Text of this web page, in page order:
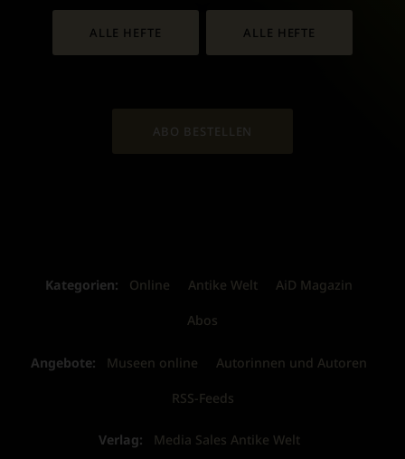
ALLE HEFTE ALLE HEFTE
ABO BESTELLEN
Kategorien: Online Antike Welt AiD Magazin
Abos
Angebote: Museen online Autorinnen und Autoren
RSS-Feeds
Verlag: Media Sales Antike Welt